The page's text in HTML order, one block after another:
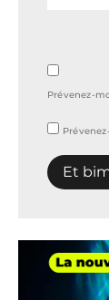
Prévenez-